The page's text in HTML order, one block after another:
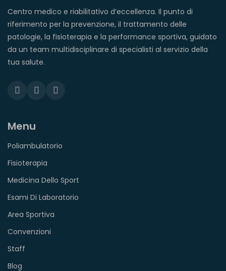
Centro medico e riabilitativo d’eccellenza. Il punto di
riferimento per la prevenzione, il trattamento delle
patologie, la fisioterapia e la performance sportiva, guidato
da un team multidisciplinare di specialisti al servizio della
tua salute.
Menu
Poliambulatorio
Fisioterapia
Medicina Dello Sport
Esami Di Laboratorio
Area Sportiva
Convenzioni
Staff
Blog